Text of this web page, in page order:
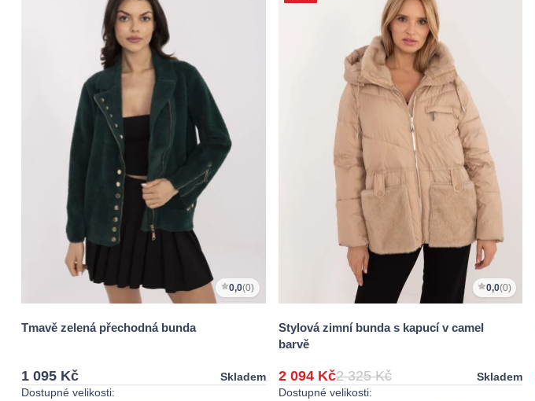
0,0(0)
Tmavě zelená přechodná bunda
1 095 Kč
Skladem
Dostupné velikosti:
0,0(0)
Stylová zimní bunda s kapucí v camel
barvě
2 094 Kč2 325 Kč
Skladem
Dostupné velikosti: